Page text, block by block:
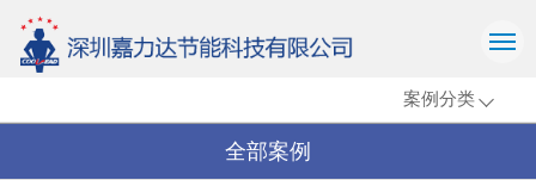
案例分类
全部案例